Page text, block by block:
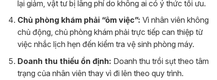
lại giảm, vật tư bị lãng phí do không ai có ý thức tối ưu.
Chủ phòng khám phải “ôm việc”: Vì nhân viên không
chủ động, chủ phòng khám phải trực tiếp can thiệp từ
việc nhắc lịch hẹn đến kiểm tra vệ sinh phòng máy.
Doanh thu thiếu ổn định: Doanh thu trồi sụt theo tâm
trạng của nhân viên thay vì đi lên theo quy trình.